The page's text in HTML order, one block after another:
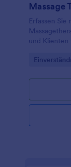
Erfassen
und Klienten
oder bei
Go to